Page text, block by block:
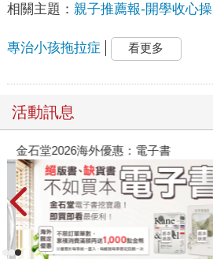
相關主題： 親子推薦報-開學收心操
專治小孩拖拉症 看更多
活動訊息
金石堂2026海外優惠：電子書